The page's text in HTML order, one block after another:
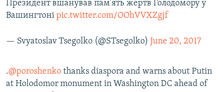
Президент вшанував пам'ять жертв Голодомору у
Вашингтоні pic.twitter.com/OOhVVXZgjf
— Svyatoslav Tsegolko (@STsegolko) June 20, 2017
.@poroshenko thanks diaspora and warns about Putin
at Holodomor monument in Washington DC ahead of